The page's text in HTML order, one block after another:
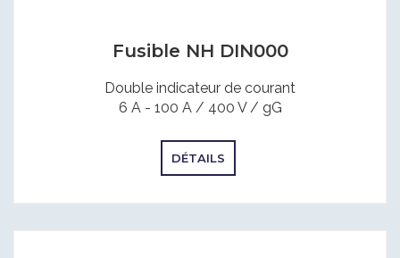
Fusible NH DIN000
Double indicateur de courant
6 A - 100 A / 400 V / gG
DÉTAILS